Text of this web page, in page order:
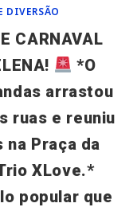
DIVERSÃO
CARNAVAL
*O
arrastou
ruas e reuniu
Praça da
XLove.*
popular que